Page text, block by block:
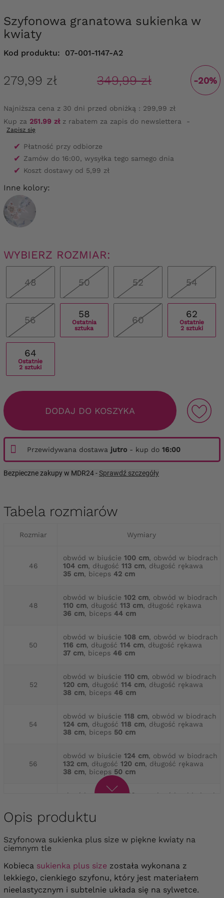
Szyfonowa granatowa sukienka w
kwiaty
Kod produktu: 07-001-1147-A2
279,99 zł 349,99 zł -20%
Najniższa cena z 30 dni przed obniżką : 299,99 zł
Kup za 251.99 złz rabatem za zapis do newslettera -
Zapisz się
✔ Płatność przy odbiorze
✔ Zamów do 16:00, wysyłka tego samego dnia
✔ Koszt dostawy od 5,99 zł
Inne kolory:
WYBIERZ ROZMIAR:
48 50 52 54
56
58
Ostatnia
sztuka
60
62
Ostatnie
2 sztuki
64
Ostatnie
2 sztuki
DODAJ DO KOSZYKA
Przewidywana dostawa jutro - kup do 16:00
Bezpieczne zakupy w MDR24 -Sprawdź szczegóły
Tabela rozmiarów
Rozmiar Wymiary
46
obwód w biuście 100 cm, obwód w biodrach
104 cm, długość 113 cm, długość rękawa
35 cm, biceps 42 cm
48
obwód w biuście 102 cm, obwód w biodrach
110 cm, długość 113 cm, długość rękawa
36 cm, biceps 44 cm
50
obwód w biuście 108 cm, obwód w biodrach
116 cm, długość 114 cm, długość rękawa
37 cm, biceps 46 cm
52
obwód w biuście 110 cm, obwód w biodrach
120 cm, długość 114 cm, długość rękawa
38 cm, biceps 46 cm
54
obwód w biuście 118 cm, obwód w biodrach
124 cm, długość 118 cm, długość rękawa
38 cm, biceps 50 cm
56
obwód w biuście 124 cm, obwód w biodrach
132 cm, długość 120 cm, długość rękawa
38 cm, biceps 50 cm
obwód w biuście 130 cm
, obwód w biodrach
40 cm, biceps
60
obwód w biuście 136 cm
, obwód w biodrach
148 cm, długość 126 cm, długość rękawa
62
obwód w biuście 142 cm , obwód w biodrach
156 cm, długość 130 cm, długość rękawa
41 cm, biceps 58 cm
Opis produktu
Szyfonowa sukienka plus size w piękne kwiaty na
ciemnym tle
Kobieca sukienka plus size została wykonana z
lekkiego, cienkiego szyfonu, który jest materiałem
nieelastycznym i subtelnie układa się na sylwetce.